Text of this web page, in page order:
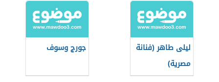
ليلى طاهر (فنانة
مصرية)
جورج وسوف